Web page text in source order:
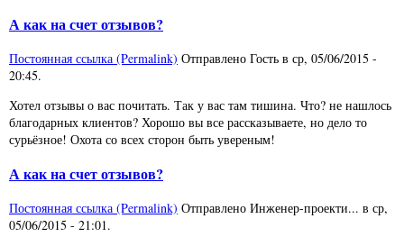
А как на счет отзывов?
Постоянная ссылка (Permalink) Отправлено Гость в ср, 05/06/2015 -
20:45.
Хотел отзывы о вас почитать. Так у вас там тишина. Что? не нашлось
благодарных клиентов? Хорошо вы все рассказываете, но дело то
сурьёзное! Охота со всех сторон быть увереным!
А как на счет отзывов?
Постоянная ссылка (Permalink) Отправлено Инженер-проекти... в ср,
05/06/2015 - 21:01.